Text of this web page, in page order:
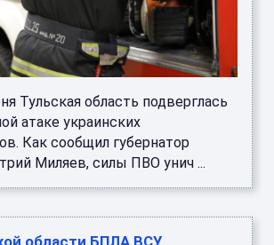
Тульская область подверглась
атаке украинских
Как сообщил губернатор
Миляев, силы ПВО унич ...